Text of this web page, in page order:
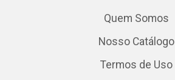
Quem Somos
Nosso Catálogo
Termos de Uso